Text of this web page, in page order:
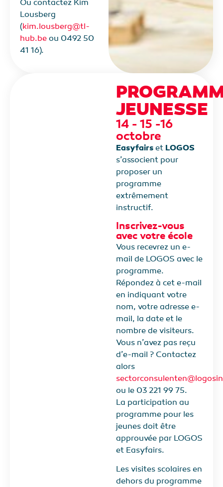
Ou contactez Kim
Lousberg
(kim.lousberg@tl-
hub.be ou 0492 50
41 16).
JEUNESSE
14 - 15 -16
octobre
Easyfairs et LOGOS
s’associent pour
proposer un
programme
extrêmement
instructif.
Inscrivez-vous
avec votre école
Vous recevrez un e-
mail de LOGOS avec le
programme.
Répondez à cet e-mail
en indiquant votre
nom, votre adresse e-
mail, la date et le
nombre de visiteurs.
Vous n’avez pas reçu
d’e-mail ? Contactez
alors
ou le 03 221 99 75.
La participation au
programme pour les
jeunes doit être
approuvée par LOGOS
et Easyfairs.
Les visites scolaires en
dehors du programme